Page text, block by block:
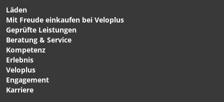
Läden
Mit Freude einkaufen bei Veloplus
Geprüfte Leistungen
Beratung & Service
Kompetenz
Erlebnis
Veloplus
Engagement
Karriere